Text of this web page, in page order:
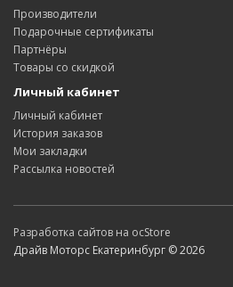
Производители
Подарочные сертификаты
Партнёры
Товары со скидкой
Личный кабинет
Личный кабинет
История заказов
Мои закладки
Рассылка новостей
Разработка сайтов на ocStore
Драйв Моторс Екатеринбург © 2026